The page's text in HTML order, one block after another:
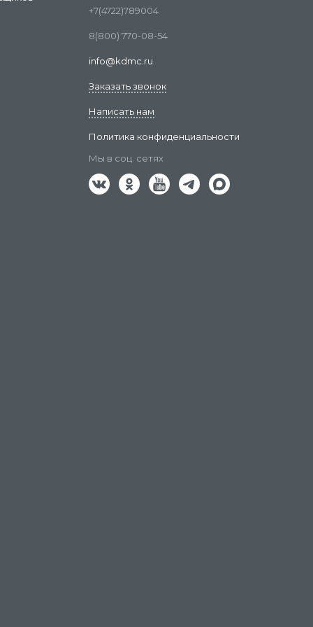
+7(4722)789004
8(800) 770-08-54
info@kdmc.ru
Заказать звонок
Написать нам
Политика конфиденциальности
Мы в соц. сетях